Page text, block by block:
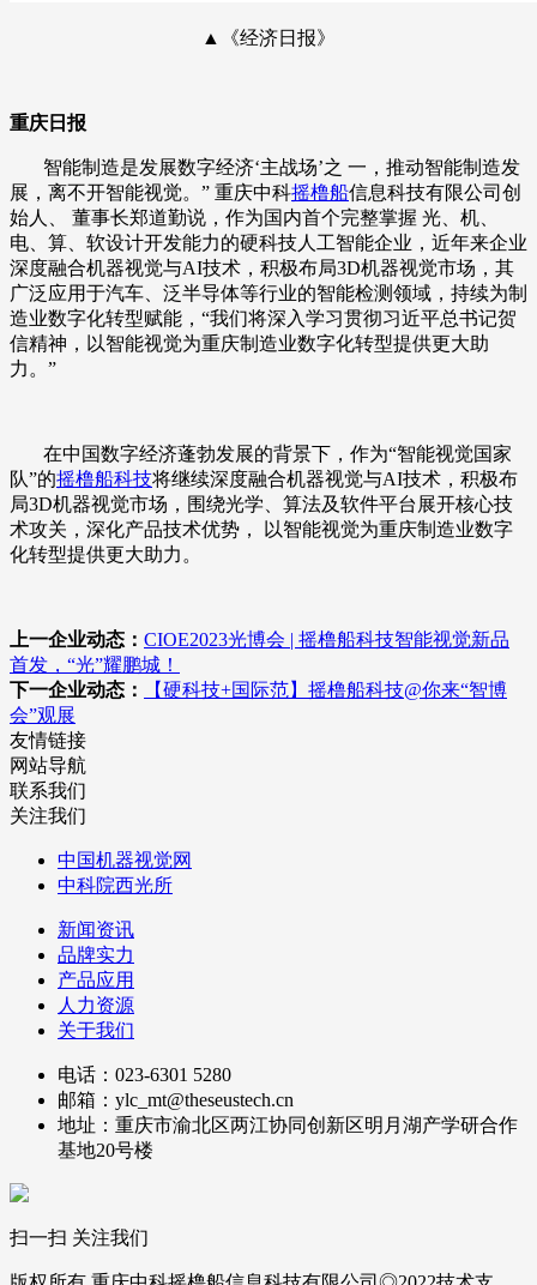
▲《经济日报》
重庆日报
智能制造是发展数字经济‘主战场’之 一，推动智能制造发
展，离不开智能视觉。” 重庆中科摇橹船信息科技有限公司创
始人、 董事长郑道勤说，作为国内首个完整掌握 光、机、
电、算、软设计开发能力的硬科技人工智能企业，近年来企业
深度融合机器视觉与AI技术，积极布局3D机器视觉市场，其
广泛应用于汽车、泛半导体等行业的智能检测领域，持续为制
造业数字化转型赋能，“我们将深入学习贯彻习近平总书记贺
信精神，以智能视觉为重庆制造业数字化转型提供更大助
力。”
在中国数字经济蓬勃发展的背景下，作为“智能视觉国家
队”的摇橹船科技将继续深度融合机器视觉与AI技术，积极布
局3D机器视觉市场，围绕光学、算法及软件平台展开核心技
术攻关，深化产品技术优势， 以智能视觉为重庆制造业数字
化转型提供更大助力。
上一企业动态： CIOE2023光博会 | 摇橹船科技智能视觉新品
首发，“光”耀鹏城！
下一企业动态：
【硬科技+国际范】摇橹船科技@你来“智博
会”观展
友情链接
网站导航
联系我们
关注我们
中国机器视觉网
中科院西光所
新闻资讯
品牌实力
产品应用
人力资源
关于我们
电话：023-6301 5280
邮箱：ylc_mt@theseustech.cn
地址：重庆市渝北区两江协同创新区明月湖产学研合作
基地20号楼
扫一扫 关注我们